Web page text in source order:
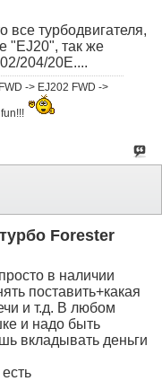
все турбодвигателя,
"EJ20", так же
204/20Е....
-> EJ202 FWD ->
Forester
в наличии
поставить+какая
и т.д. В любом
и надо быть
вкладывать деньги